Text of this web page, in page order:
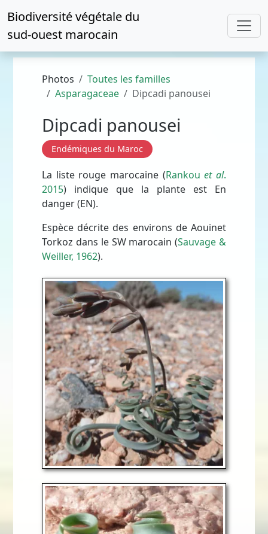
Biodiversité végétale du
sud-ouest marocain
Photos
Toutes les familles
Asparagaceae
Dipcadi panousei
Dipcadi panousei
Endémiques du Maroc
La liste rouge marocaine (Rankouet al.
2015) indique que la plante est En
danger (EN).
Espèce décrite des environs de Aouinet
Torkoz dans le SW marocain (Sauvage &
Weiller, 1962).